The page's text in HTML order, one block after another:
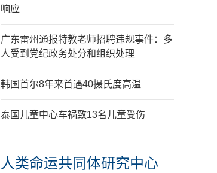
响应
广东雷州通报特教老师招聘违规事件：多
人受到党纪政务处分和组织处理
韩国首尔8年来首遇40摄氏度高温
泰国儿童中心车祸致13名儿童受伤
人类命运共同体研究中心